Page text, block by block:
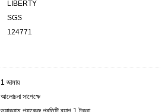
LIBERTY
SGS
124771
1 জামায়
আলোচনা সাপেক্ষে